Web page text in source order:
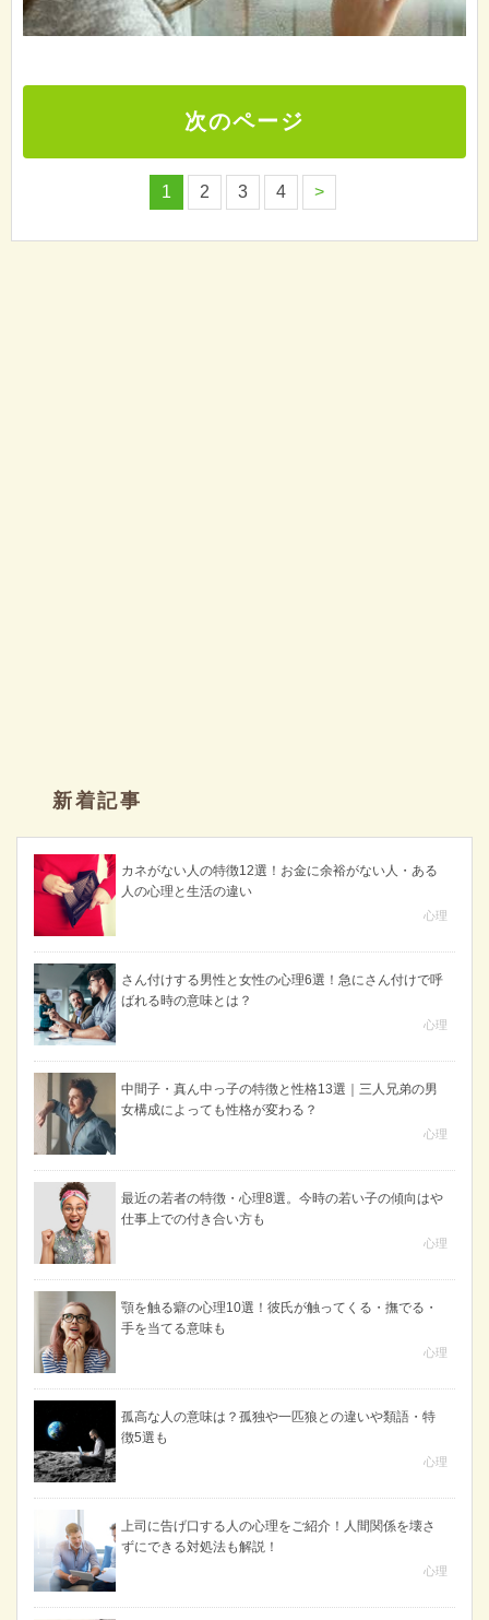
次のページ
1 2 3 4 >
新着記事
カネがない人の特徴12選！お金に余裕がない人・ある
人の心理と生活の違い
心理
さん付けする男性と女性の心理6選！急にさん付けで呼
ばれる時の意味とは？
心理
中間子・真ん中っ子の特徴と性格13選｜三人兄弟の男
女構成によっても性格が変わる？
心理
最近の若者の特徴・心理8選。今時の若い子の傾向はや
仕事上での付き合い方も
心理
顎を触る癖の心理10選！彼氏が触ってくる・撫でる・
手を当てる意味も
心理
孤高な人の意味は？孤独や一匹狼との違いや類語・特
徴5選も
心理
上司に告げ口する人の心理をご紹介！人間関係を壊さ
ずにできる対処法も解説！
心理